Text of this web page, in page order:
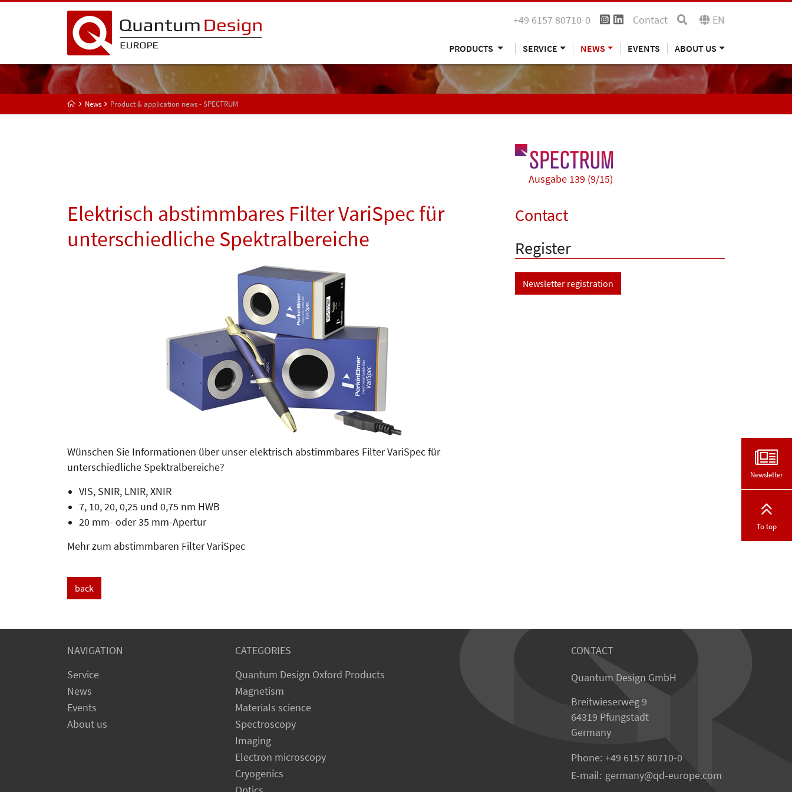
+49 6157 80710-0 Contact EN
PRODUCTS SERVICE NEWS EVENTS ABOUT US
News Product & application news - SPECTRUM
Ausgabe 139 (9/15)
Elektrisch abstimmbares Filter VariSpec für
unterschiedliche Spektralbereiche
Wünschen Sie Informationen über unser elektrisch abstimmbares Filter VariSpec für
unterschiedliche Spek­tral­bereiche?
VIS, SNIR, LNIR, XNIR
7, 10, 20, 0,25 und 0,75 nm HWB
20 mm- oder 35 mm-Apertur
Mehr zum abstimmbaren Filter VariSpec
back
Contact
Register
Newsletter registration
NAVIGATION
Service
News
Events
About us
CATEGORIES
Quantum Design Oxford Products
Magnetism
Materials science
Spectroscopy
Imaging
Electron microscopy
Cryogenics
CONTACT
Quantum Design GmbH
Breitwieserweg 9
64319 Pfungstadt
Germany
Phone: +49 6157 80710-0
E-mail: germany qd-europe.com
Newsletter
To top